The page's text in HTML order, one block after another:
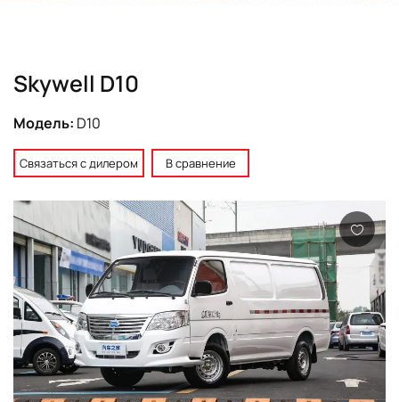
Skywell D10
Модель: D10
Связаться с дилером В сравнение